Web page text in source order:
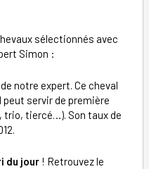
sélectionnés avec
Simon :
notre expert. Ce cheval
servir de première
trio, tiercé…). Son taux de
du jour ! Retrouvez le